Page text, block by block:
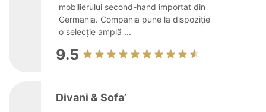
mobilierului second-hand importat din
Germania. Compania pune la dispoziție
o selecție amplă ...
9.5
Divani & Sofa’